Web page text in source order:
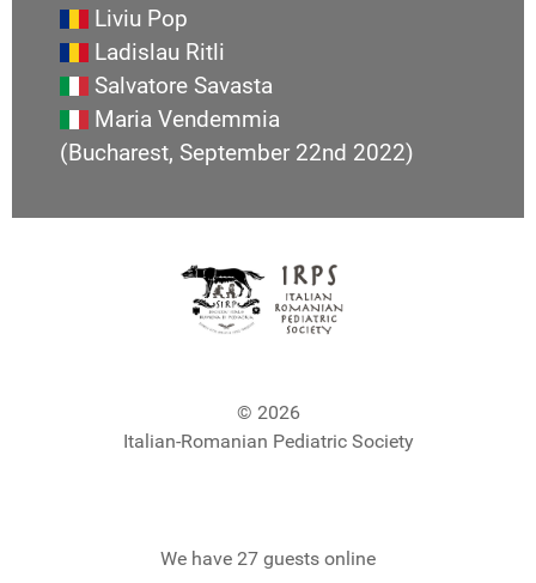
Liviu Pop
Ladislau Ritli
Salvatore Savasta
Maria Vendemmia
(Bucharest, September 22nd 2022)
© 2026
Italian-Romanian Pediatric Society
We have 27 guests online